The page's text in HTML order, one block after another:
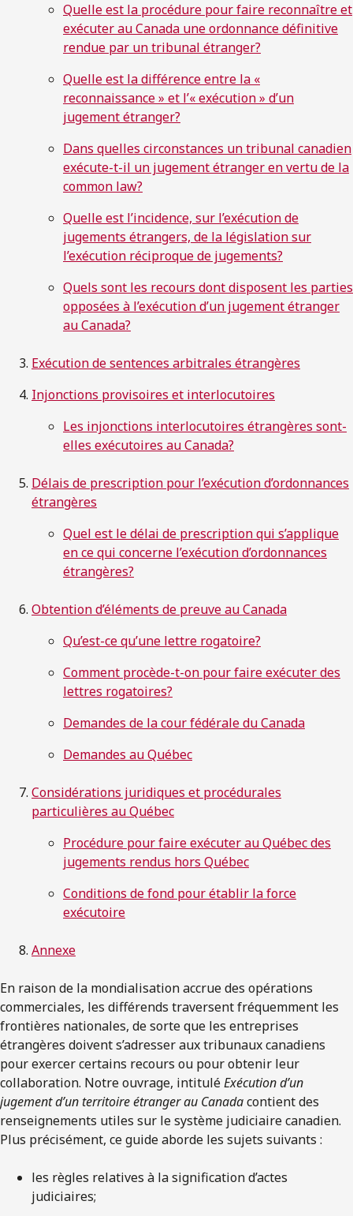
Quelle est la procédure pour faire reconnaître et
exécuter au Canada une ordonnance définitive
rendue par un tribunal étranger?
Quelle est la différence entre la «
reconnaissance » et l’« exécution » d’un
jugement étranger?
Dans quelles circonstances un tribunal canadien
exécute-t-il un jugement étranger en vertu de la
common law?
Quelle est l’incidence, sur l’exécution de
jugements étrangers, de la législation sur
l’exécution réciproque de jugements?
Quels sont les recours dont disposent les parties
opposées à l’exécution d’un jugement étranger
au Canada?
Exécution de sentences arbitrales étrangères
Injonctions provisoires et interlocutoires
Les injonctions interlocutoires étrangères sont-
elles exécutoires au Canada?
Délais de prescription pour l’exécution d’ordonnances
étrangères
Quel est le délai de prescription qui s’applique
en ce qui concerne l’exécution d’ordonnances
étrangères?
Obtention d’éléments de preuve au Canada
Qu’est-ce qu’une lettre rogatoire?
Comment procède-t-on pour faire exécuter des
lettres rogatoires?
Demandes de la cour fédérale du Canada
Demandes au Québec
Considérations juridiques et procédurales
particulières au Québec
Procédure pour faire exécuter au Québec des
jugements rendus hors Québec
Conditions de fond pour établir la force
exécutoire
Annexe
En raison de la mondialisation accrue des opérations
commerciales, les différends traversent fréquemment les
frontières nationales, de sorte que les entreprises
étrangères doivent s’adresser aux tribunaux canadiens
pour exercer certains recours ou pour obtenir leur
collaboration. Notre ouvrage, intituléExécution d’un
jugement d’un territoire étranger au Canadacontient des
renseignements utiles sur le système judiciaire canadien.
Plus précisément, ce guide aborde les sujets suivants :
les règles relatives à la signification d’actes
judiciaires;